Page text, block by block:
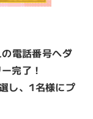
電話番号へダ
完了！
し、1名様にプ